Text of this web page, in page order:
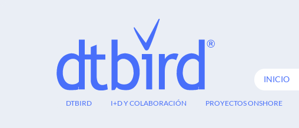
INICIO
13
DTBIRD I+D Y COLABORACIÓN PROYECTOS ONSHORE